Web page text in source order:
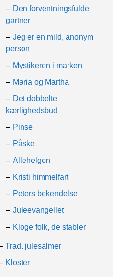
Den forventningsfulde
gartner
Jeg er en mild, anonym
person
Mystikeren i marken
Maria og Martha
Det dobbelte
kærlighedsbud
Pinse
Påske
Allehelgen
Kristi himmelfart
Peters bekendelse
Juleevangeliet
Kloge folk, de stabler
Trad. julesalmer
Kloster